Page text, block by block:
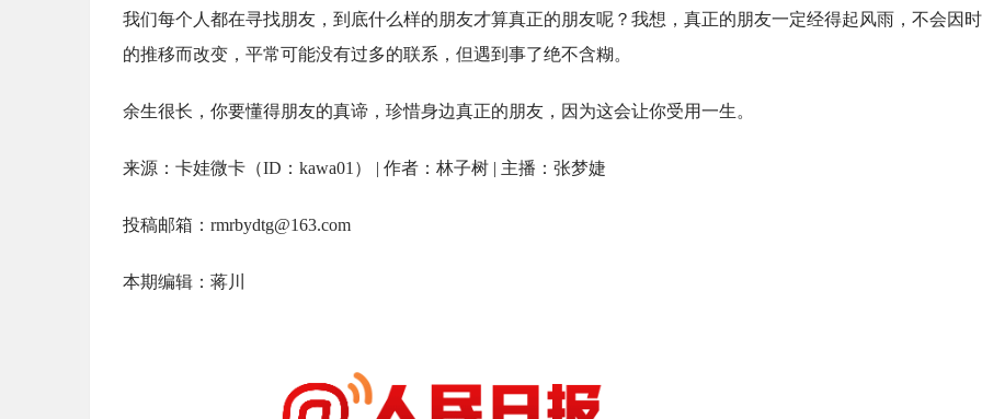
我们每个人都在寻找朋友，到底什么样的朋友才算真正的朋友呢？我想，真正的朋友一定经得起风雨，不会因
的推移而改变，平常可能没有过多的联系，但遇到事了绝不含糊。
余生很长，你要懂得朋友的真谛，珍惜身边真正的朋友，因为这会让你受用一生。
来源：卡娃微卡（ID：kawa01） | 作者：林子树 | 主播：张梦婕
投稿邮箱：rmrbydtg@163.com
本期编辑：蒋川